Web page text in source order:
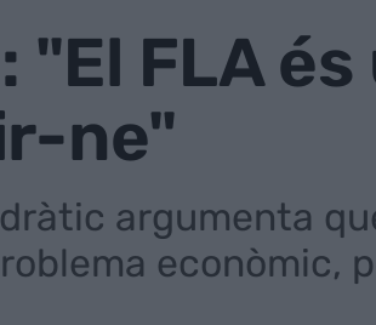
"El FLA
ne"
argumenta
econòmic,